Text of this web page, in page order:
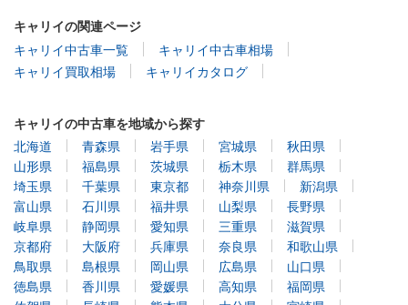
キャリイの関連ページ
キャリイ中古車一覧
キャリイ中古車相場
キャリイ買取相場
キャリイカタログ
キャリイの中古車を地域から探す
北海道
青森県 岩手県 宮城県
秋田県
山形県
福島県 茨城県 栃木県
群馬県
埼玉県
千葉県 東京都 神奈川県
新潟県
富山県
石川県 福井県 山梨県
長野県
岐阜県
静岡県 愛知県 三重県
滋賀県
京都府
大阪府 兵庫県 奈良県
和歌山県
鳥取県
島根県 岡山県 広島県
山口県
徳島県
香川県 愛媛県 高知県
福岡県